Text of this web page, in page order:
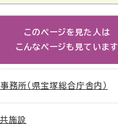
このページを見た人は
こんなページも見ています
務所（県宝塚総合庁舎内）
施設